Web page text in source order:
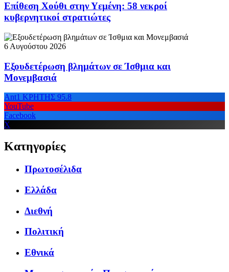
Επίθεση Χούθι στην Υεμένη: 58 νεκροί
κυβερνητικοί στρατιώτες
6 Αυγούστου 2026
Εξουδετέρωση βλημάτων σε Ίσθμια και
Μονεμβασιά
Ant1 ΚΡΗΤΗΣ 95.8
YouTube
Facebook
X
Κατηγορίες
Πρωτοσέλιδα
Ελλάδα
Διεθνή
Πολιτική
Εθνικά